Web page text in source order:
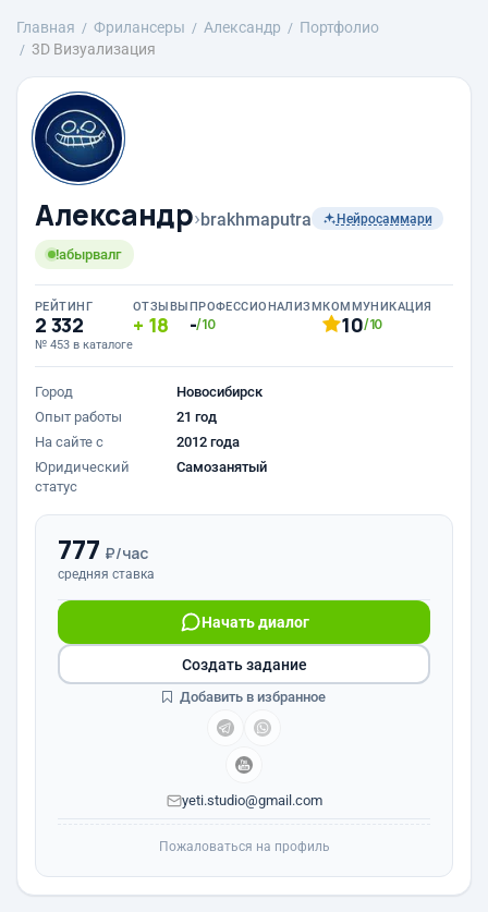
Главная Фрилансеры Александр
Портфолио
3D Визуализация
Александр›brakhmaputra Нейросаммари
!абырвалг
РЕЙТИНГ
2 332
№ 453 в каталоге
ОТЗЫВЫ
18
ПРОФЕССИОНАЛИЗМ
-/10
КОММУНИКАЦИЯ
10/10
Город
Новосибирск
Опыт работы
21 год
На сайте с
2012 года
Юридический
статус
Самозанятый
777 ₽/час
средняя ставка
Начать диалог
yeti.studio@gmail.com
Создать задание
Добавить в избранное
Пожаловаться на профиль